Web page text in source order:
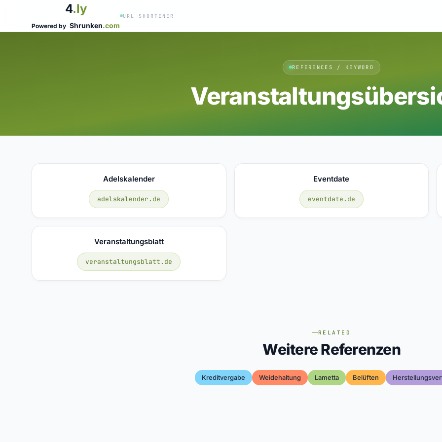
4.ly
Powered by Shrunken.com
URL SHORTENER
REFERENCES / KEYWORD
Adelskalender
adelskalender.de
Eventdate
eventdate.de
Veranstaltungsblatt
veranstaltungsblatt.de
RELATED
Weitere Referenzen
Kreditvergabe Weidehaltung Lametta Belüften